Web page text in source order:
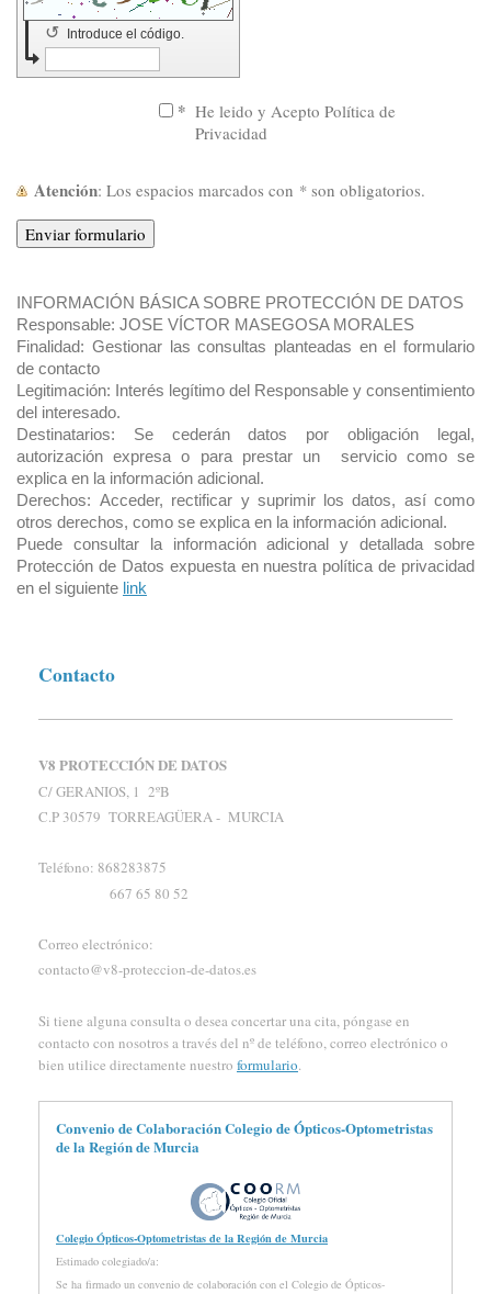
Introduce el código.
↺
* He leido y Acepto Política de
Privacidad
Atención : Los espacios marcados con * son obligatorios.
INFORMACIÓN BÁSICA SOBRE PROTECCIÓN DE DATOS
Responsable: JOSE VÍCTOR MASEGOSA MORALES
Finalidad: Gestionar las consultas planteadas en el formulario
de contacto
Legitimación: Interés legítimo del Responsable y consentimiento
del interesado.
Destinatarios: Se cederán datos por obligación legal,
autorización expresa o para prestar un servicio como se
explica en la información adicional.
Derechos: Acceder, rectificar y suprimir los datos, así como
otros derechos, como se explica en la información adicional.
Puede consultar la información adicional y detallada sobre
Protección de Datos expuesta en nuestra política de privacidad
en el siguiente link
Contacto
V8 PROTECCIÓN DE DATOS
C/ GERANIOS, 1 2ºB
C.P 30579 TORREAGÜERA - MURCIA
Teléfono: 868283875
667 65 80 52
Correo electrónico:
contacto@v8-proteccion-de-datos.es
Si tiene alguna consulta o desea concertar una cita, póngase en
contacto con nosotros a través del nº de teléfono, correo electrónico o
bien utilice directamente nuestro formulario.
Convenio de Colaboración Colegio de Ópticos-Optometristas
de la Región de Murcia
Colegio Ópticos-Optometristas de la Región de Murcia
Estimado colegiado/a:
Se ha firmado un convenio de colaboración con el Colegio de Ópticos-